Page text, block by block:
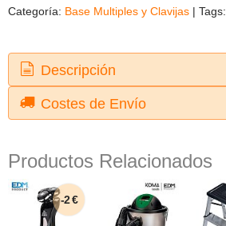
Categoría: Base Multiples y Clavijas | Tags:
Descripción
Costes de Envío
Productos Relacionados
-2 €